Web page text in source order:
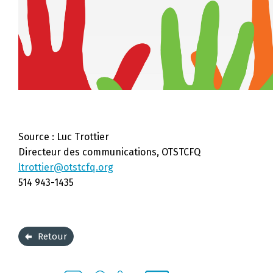
Source : Luc Trottier
Directeur des communications, OTSTCFQ
ltrottier@otstcfq.org
514 943-1435
Retour